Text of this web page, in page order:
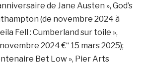
de Jane Austen », God’s
(de novembre 2024 à
Fell : Cumberland sur toile »,
2024 €“ 15 mars 2025);
Bet Low », Pier Arts